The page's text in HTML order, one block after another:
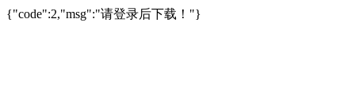
{"code":2,"msg":"请登录后下载！"}